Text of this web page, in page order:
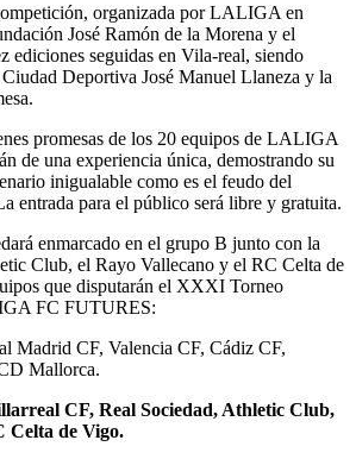
organizada por LALIGA en
José Ramón de la Morena y el
ediciones seguidas en Vila-real, siendo
Ciudad Deportiva José Manuel Llaneza y la
promesas de los 20 equipos de LALIGA
de una experiencia única, demostrando su
inigualable como es el feudo del
entrada para el público será libre y gratuita.
enmarcado en el grupo B junto con la
Club, el Rayo Vallecano y el RC Celta de
que disputarán el XXXI Torneo
FC FUTURES:
CF, Valencia CF, Cádiz CF,
Mallorca.
CF, Real Sociedad, Athletic Club,
Celta de Vigo.